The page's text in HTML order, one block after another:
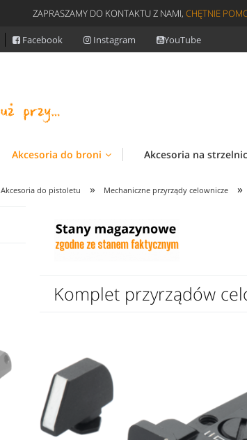
ZAPRASZAMY DO KONTAKTU Z NAMI, CHĘTNIE
Facebook Instagram YouTube
Akcesoria do broni Akcesoria na
Akcesoria do pistoletu » Mechaniczne przyrządy celownicze »
Komplet przyrządów